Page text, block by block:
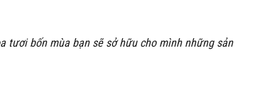
tươi bốn mùa bạn sẽ sở hữu cho mình những sản